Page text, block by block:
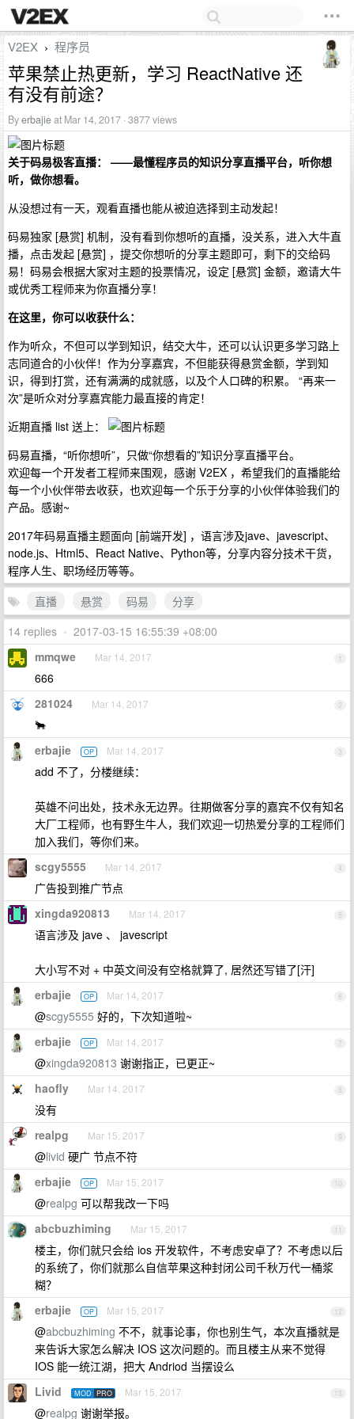
V2EX › 程序员
苹果禁止热更新，学习 ReactNative 还
有没有前途？
Byerbajieat Mar 14, 2017 · 3877 views
关于码易极客直播： ——最懂程序员的知识分享直播平台，听你想
听，做你想看。
从没想过有一天，观看直播也能从被迫选择到主动发起！
码易独家 [悬赏] 机制，没有看到你想听的直播，没关系，进入大牛直
播，点击发起 [悬赏] ，提交你想听的分享主题即可，剩下的交给码
易！码易会根据大家对主题的投票情况，设定 [悬赏] 金额，邀请大牛
或优秀工程师来为你直播分享！
在这里，你可以收获什么：
作为听众，不但可以学到知识，结交大牛，还可以认识更多学习路上
志同道合的小伙伴！作为分享嘉宾，不但能获得悬赏金额，学到知
识，得到打赏，还有满满的成就感，以及个人口碑的积累。 “再来一
次”是听众对分享嘉宾能力最直接的肯定！
近期直播 list 送上：
码易直播，“听你想听”，只做“你想看的”知识分享直播平台。
欢迎每一个开发者工程师来围观，感谢 V2EX ，希望我们的直播能给
每一个小伙伴带去收获，也欢迎每一个乐于分享的小伙伴体验我们的
产品。感谢~
2017年码易直播主题面向 [前端开发] ，语言涉及jave、javescript、
node.js、Html5、React Native、Python等，分享内容分技术干货，
程序人生、职场经历等等。
直播
悬赏 码易
分享
14 replies • 2017-03-15 16:55:39 +08:00
1
mmqwe Mar 14, 2017
666
2
281024 Mar 14, 2017
🐂
3
erbajie OP Mar 14, 2017
add 不了，分楼继续：
英雄不问出处，技术永无边界。往期做客分享的嘉宾不仅有知名
大厂工程师，也有野生牛人，我们欢迎一切热爱分享的工程师们
加入我们，等你们来。
4
scgy5555 Mar 14, 2017
广告投到推广节点
5
xingda920813 Mar 14, 2017
语言涉及 jave 、 javescript
大小写不对 + 中英文间没有空格就算了, 居然还写错了[汗]
6
erbajie OP Mar 14, 2017
@scgy5555 好的，下次知道啦~
7
erbajie OP Mar 14, 2017
@xingda920813 谢谢指正，已更正~
8
haofly Mar 14, 2017
没有
9
realpg Mar 15, 2017
@livid 硬广 节点不符
10
erbajie OP Mar 15, 2017
@realpg 可以帮我改一下吗
11
abcbuzhiming Mar 15, 2017
楼主，你们就只会给 ios 开发软件，不考虑安卓了？不考虑以后
的系统了，你们就那么自信苹果这种封闭公司千秋万代一桶浆
糊？
12
erbajie OP Mar 15, 2017
@abcbuzhiming 不不，就事论事，你也别生气，本次直播就是
来告诉大家怎么解决 IOS 这次问题的。而且楼主从来不觉得
IOS 能一统江湖，把大 Andriod 当摆设么
13
Livid MOD PRO Mar 15, 2017
@realpg 谢谢举报。